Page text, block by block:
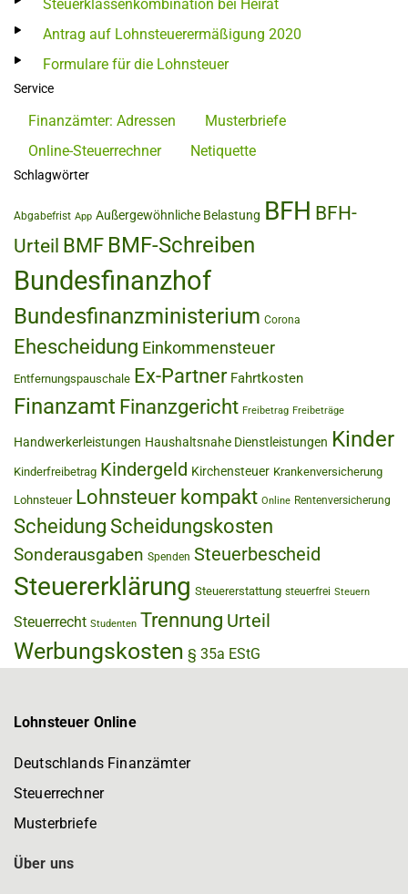
Steuerklassenkombination bei Heirat
Antrag auf Lohnsteuerermäßigung 2020
Formulare für die Lohnsteuer
Service
Finanzämter: Adressen
Musterbriefe
Online-Steuerrechner
Netiquette
Schlagwörter
Abgabefrist App Außergewöhnliche Belastung BFH BFH-
Urteil BMF BMF-Schreiben
Bundesfinanzhof
Bundesfinanzministerium Corona
Ehescheidung Einkommensteuer
Entfernungspauschale Ex-Partner Fahrtkosten
Finanzamt Finanzgericht Freibetrag Freibeträge
Handwerkerleistungen Haushaltsnahe Dienstleistungen Kinder
Kinderfreibetrag Kindergeld Kirchensteuer Krankenversicherung
Lohnsteuer Lohnsteuer kompakt Online Rentenversicherung
Scheidung Scheidungskosten
Sonderausgaben Spenden Steuerbescheid
Steuererklärung Steuererstattung steuerfrei Steuern
Steuerrecht Studenten Trennung Urteil
Werbungskosten § 35a EStG
Lohnsteuer Online
Deutschlands Finanzämter
Steuerrechner
Musterbriefe
Über uns